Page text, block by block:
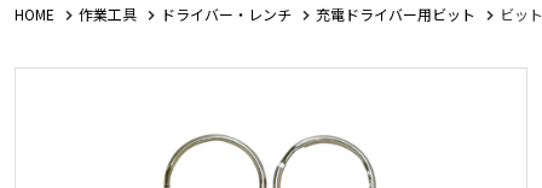
HOME 作業工具 ドライバー・レンチ 充電ドライバー用ビット ビッ